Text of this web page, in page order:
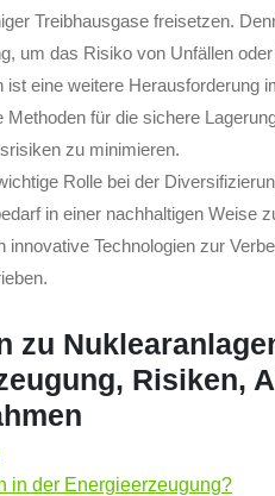
Treibhausgase freisetzen.
um das Risiko von Unfällen
eine weitere Herausforderung
für die sichere
zu minimieren.
Rolle bei der
in einer nachhaltigen Weise
Technologien zur
zu
Risiken,
in der Energieerzeugung?